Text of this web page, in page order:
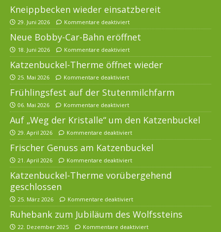
Kneippbecken wieder einsatzbereit
29. Juni 2026 Kommentare deaktiviert
Neue Bobby-Car-Bahn eröffnet
18. Juni 2026 Kommentare deaktiviert
Katzenbuckel-Therme öffnet wieder
25. Mai 2026 Kommentare deaktiviert
Frühlingsfest auf der Stutenmilchfarm
06. Mai 2026 Kommentare deaktiviert
Auf „Weg der Kristalle“ um den Katzenbuckel
29. April 2026 Kommentare deaktiviert
Frischer Genuss am Katzenbuckel
21. April 2026 Kommentare deaktiviert
Katzenbuckel-Therme vorübergehend
geschlossen
25. März 2026 Kommentare deaktiviert
Ruhebank zum Jubiläum des Wolfssteins
22. Dezember 2025 Kommentare deaktiviert